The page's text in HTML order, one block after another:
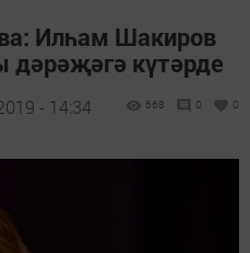
Илһам Шакиров
күтәрде
- 14:34 668 0 0